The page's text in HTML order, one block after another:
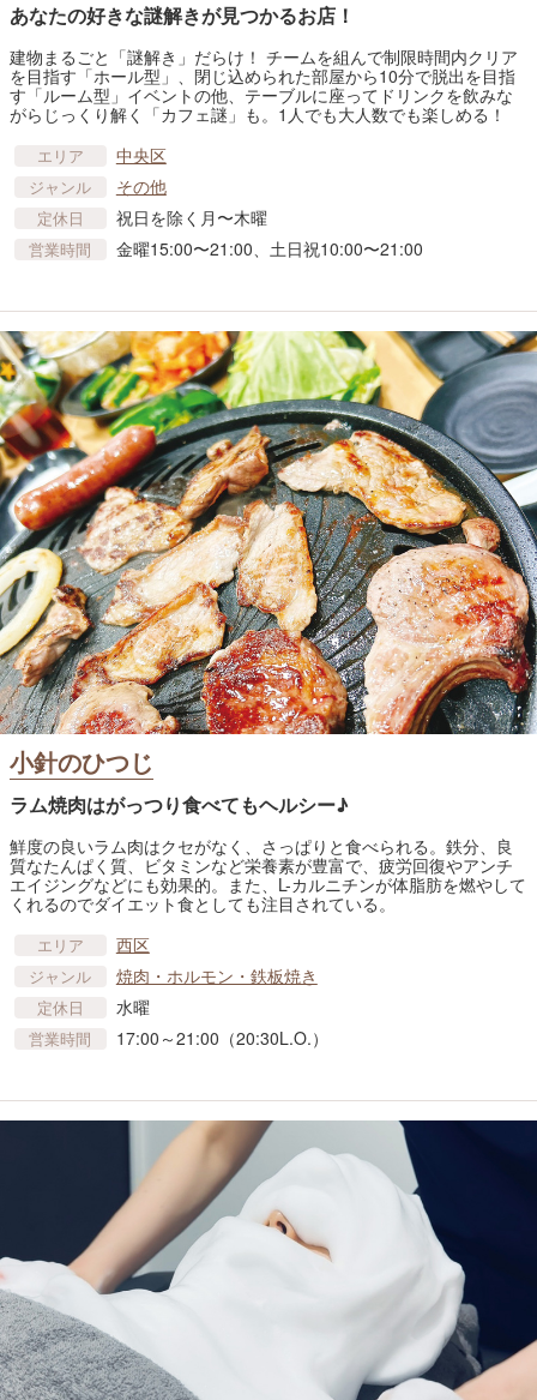
あなたの好きな謎解きが見つかるお店！
建物まるごと「謎解き」だらけ！ チームを組んで制限時間内クリア
を目指す「ホール型」、閉じ込められた部屋から10分で脱出を目指
す「ルーム型」イベントの他、テーブルに座ってドリンクを飲みな
がらじっくり解く「カフェ謎」も。1人でも大人数でも楽しめる！
エリア 中央区
ジャンル その他
定休日 祝日を除く月〜木曜
営業時間 金曜15:00〜21:00、土日祝10:00〜21:00
小針のひつじ
ラム焼肉はがっつり食べてもヘルシー♪
鮮度の良いラム肉はクセがなく、さっぱりと食べられる。鉄分、良
質なたんぱく質、ビタミンなど栄養素が豊富で、疲労回復やアンチ
エイジングなどにも効果的。また、L-カルニチンが体脂肪を燃やして
くれるのでダイエット食としても注目されている。
エリア 西区
ジャンル 焼肉・ホルモン・鉄板焼き
定休日 水曜
営業時間 17:00～21:00（20:30L.O.）